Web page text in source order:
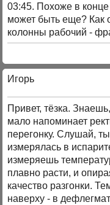
03:45. Похоже в
может быть еще? Как
колонны рабочий -
Игорь
Привет, тёзка.
мало напоминает
перегонку. Слушай,
измерялась в
измеряешь
плавно расти, и
качество разгонки.
наверху - в